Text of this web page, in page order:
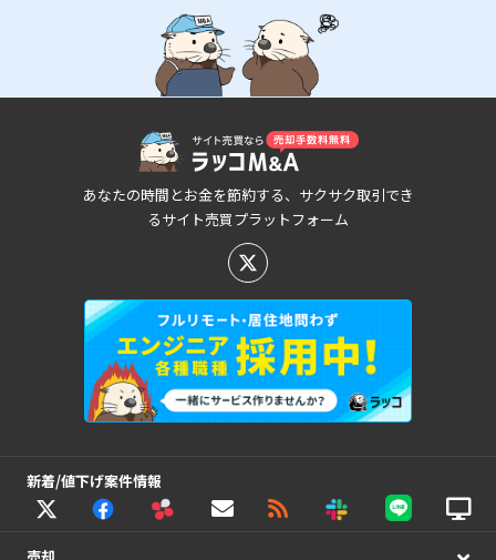
あなたの時間とお金を節約する、サクサク取引でき
るサイト売買プラットフォーム
新着/値下げ案件情報